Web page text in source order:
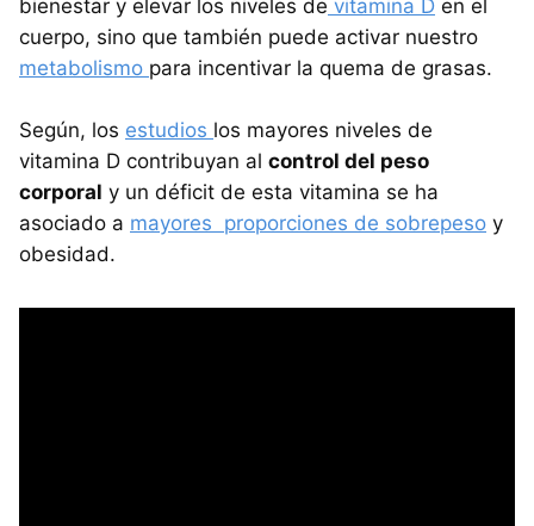
bienestar y elevar los niveles de vitamina D en el
cuerpo, sino que también puede activar nuestro
metabolismo para incentivar la quema de grasas.
Según, los estudios los mayores niveles de
vitamina D contribuyan al control del peso
corporal y un déficit de esta vitamina se ha
asociado a mayores proporciones de sobrepeso y
obesidad.